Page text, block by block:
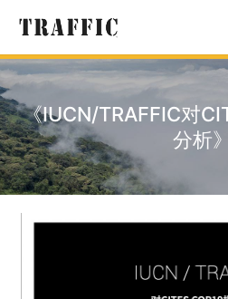
《IUCN/TRAFFIC对
分析》